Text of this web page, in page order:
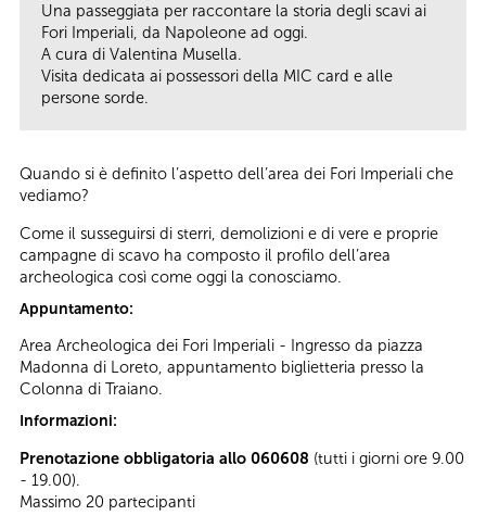
Una passeggiata per raccontare la storia degli scavi ai
Fori Imperiali, da Napoleone ad oggi.
A cura di Valentina Musella.
Visita dedicata ai possessori della MIC card e alle
persone sorde.
Quando si è definito l’aspetto dell’area dei Fori Imperiali che
vediamo?
Come il susseguirsi di sterri, demolizioni e di vere e proprie
campagne di scavo ha composto il profilo dell’area
archeologica così come oggi la conosciamo.
Appuntamento:
Area Archeologica dei Fori Imperiali - Ingresso da piazza
Madonna di Loreto, appuntamento biglietteria presso la
Colonna di Traiano.
Informazioni:
Prenotazione obbligatoria allo 060608 (tutti i giorni ore 9.00
- 19.00).
Massimo 20 partecipanti